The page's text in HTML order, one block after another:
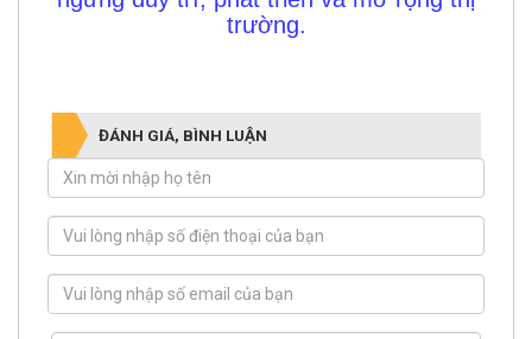
trường.
ĐÁNH GIÁ, BÌNH LUẬN